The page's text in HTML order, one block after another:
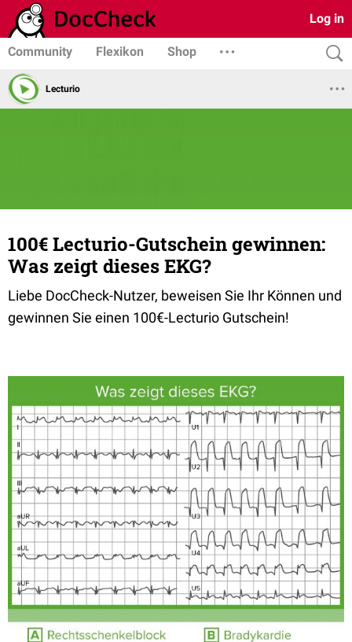
Log in
Community Flexikon Shop
Lecturio
100€ Lecturio-Gutschein gewinnen:
Was zeigt dieses EKG?
Liebe DocCheck-Nutzer, beweisen Sie Ihr Können und
gewinnen Sie einen 100€-Lecturio Gutschein!